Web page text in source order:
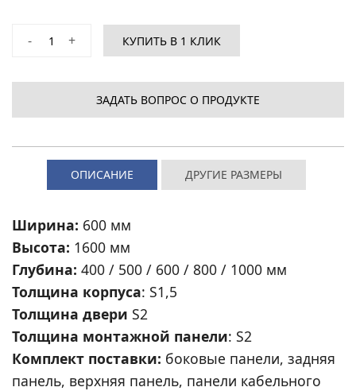
+
- КУПИТЬ В 1 КЛИК
ЗАДАТЬ ВОПРОС О ПРОДУКТЕ
ОПИСАНИЕ ДРУГИЕ РАЗМЕРЫ
Ширина: 600 мм
Высота: 1600 мм
Глубина: 400 / 500 / 600 / 800 / 1000 мм
Толщина корпуса: S1,5
Толщина двери S2
Толщина монтажной панели: S2
Комплект поставки: боковые панели, задняя
панель, верхняя панель, панели кабельного